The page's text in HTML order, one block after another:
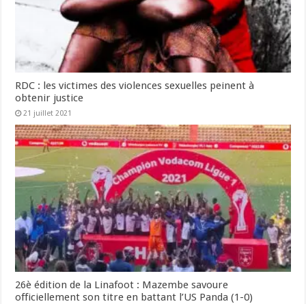
RDC : les victimes des violences sexuelles peinent à
obtenir justice
21 juillet 2021
26è édition de la Linafoot : Mazembe savoure
officiellement son titre en battant l’US Panda (1-0)